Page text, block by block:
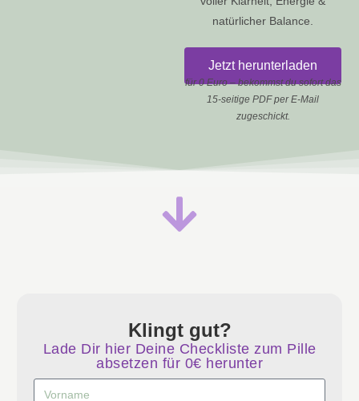
natürlicher Balance.
Jetzt herunterladen
für 0 Euro – bekommst du sofort das
15-seitige PDF per E-Mail
zugeschickt.
Klingt gut?
Lade Dir hier Deine Checkliste zum Pille
absetzen für 0€ herunter